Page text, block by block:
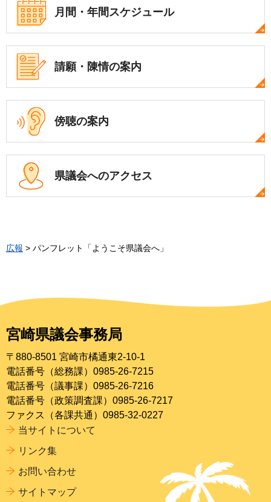
月間・年間 スケジュール
請願・陳情の案内
傍聴の案内
県議会へのアクセス
広報 > パンフレット「ようこそ県議会へ」
宮崎県議会事務局
〒880-8501 宮崎市橘通東2-10-1
電話番号（総務課）0985-26-7215
電話番号（議事課）0985-26-7216
電話番号（政策調査課）0985-26-7217
ファクス（各課共通）0985-32-0227
当サイトについて
リンク集
お問い合わせ
サイトマップ